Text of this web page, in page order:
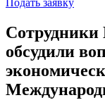
Подать заявку
Сотрудники
обсудили